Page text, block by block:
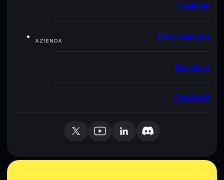
Staking
AZIENDA Informazioni
Carriere
Contatti